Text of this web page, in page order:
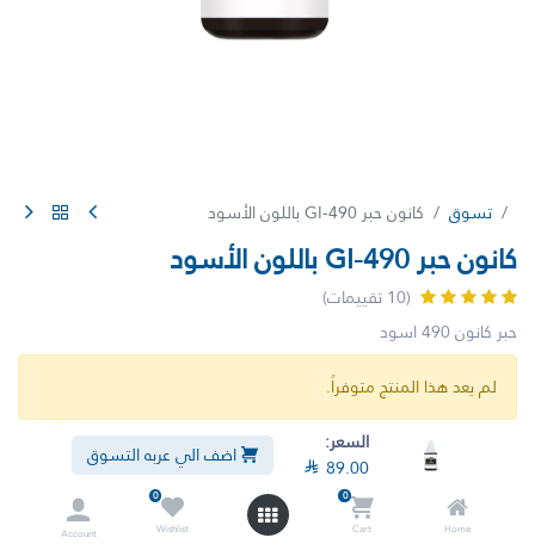
السعر:
 89.00 اضف الي عربه التسوق
Home
0
Cart
0
Wishlist
Account
تسوق كانون حبر GI-490 باللون الأسود
كانون حبر GI-490 باللون الأسود
(10 تقييمات)
حبر كانون 490 اسود
لم يعد هذا المنتج متوفراً.